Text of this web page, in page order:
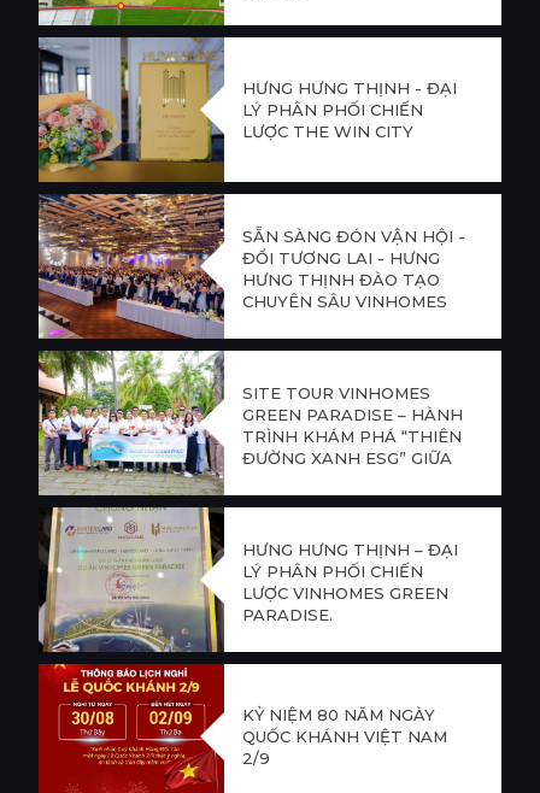
HƯNG HƯNG THỊNH - ĐẠI
LÝ PHÂN PHỐI CHIẾN
LƯỢC THE WIN CITY
SẴN SÀNG ĐÓN VẬN HỘI -
ĐỔI TƯƠNG LAI - HƯNG
HƯNG THỊNH ĐÀO TẠO
CHUYÊN SÂU VINHOMES
SITE TOUR VINHOMES
GREEN PARADISE – HÀNH
TRÌNH KHÁM PHÁ “THIÊN
ĐƯỜNG XANH ESG” GIỮA
HƯNG HƯNG THỊNH – ĐẠI
LÝ PHÂN PHỐI CHIẾN
LƯỢC VINHOMES GREEN
PARADISE.
KỶ NIỆM 80 NĂM NGÀY
QUỐC KHÁNH VIỆT NAM
2/9